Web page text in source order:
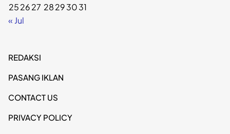
252627 28293031
« Jul
REDAKSI
PASANG IKLAN
CONTACT US
PRIVACY POLICY